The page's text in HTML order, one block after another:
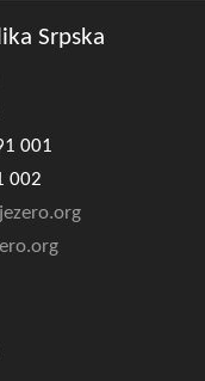
Srpska
001
002